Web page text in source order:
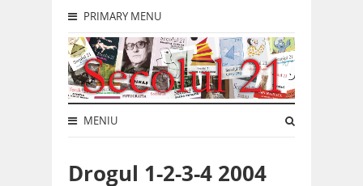
PRIMARY MENU
MENIU
Drogul 1-2-3-4 2004